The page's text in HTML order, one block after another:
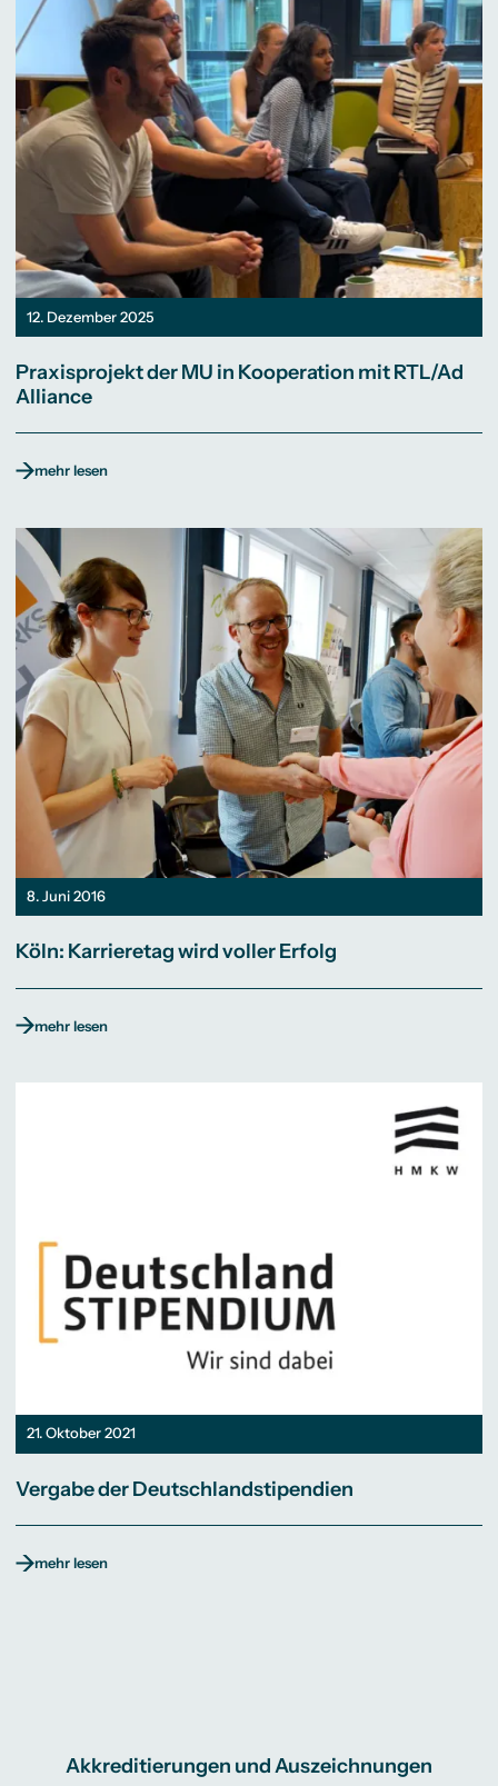
12. Dezember 2025
Praxisprojekt der MU in Kooperation mit RTL/Ad
Alliance
mehr lesen
8. Juni 2016
Köln: Karrieretag wird voller Erfolg
mehr lesen
21. Oktober 2021
Vergabe der Deutschlandstipendien
mehr lesen
Akkreditierungen und Auszeichnungen